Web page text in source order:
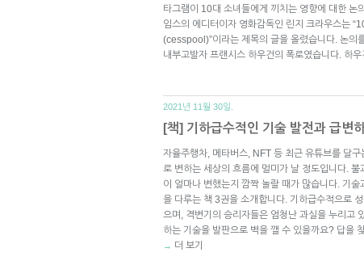
타그램이 10대 소녀들에게 끼치는 영향에 대한 논
임스의 에디터이자 영화감독인 린지 크라우스는
(cesspool)”이라는 제목의 글을 올렸습니다. 논의
내부고발자 프랜시스 하우건의 폭로였습니다. 하
2021년 11월 30일.
[책] 기하급수적인 기술 발전과 급변
자율주행차, 메타버스, NFT 등 최근 유튜브를 달
로 변하는 세상의 흐름에 멀미가 날 정도입니다.
이 얼마나 변했는지 깜짝 놀랄 때가 많습니다. 기
을 다루는 책 3권을 소개합니다. 기하급수적으로
으며, 격변기의 승리자들은 엄청난 과실을 누리고
하는 기술을 발판으로 벽을 깰 수 있을까요? 답을
→ 더 보기